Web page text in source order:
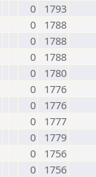
0
1793
0
1788
0
1788
0
1788
0
1780
0
1776
0
1776
0
1777
0
1779
0
1756
0
1756